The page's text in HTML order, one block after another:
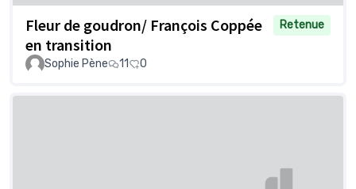
Fleur de goudron/ François Coppée
en transition
Retenue
Sophie Pène 11 0